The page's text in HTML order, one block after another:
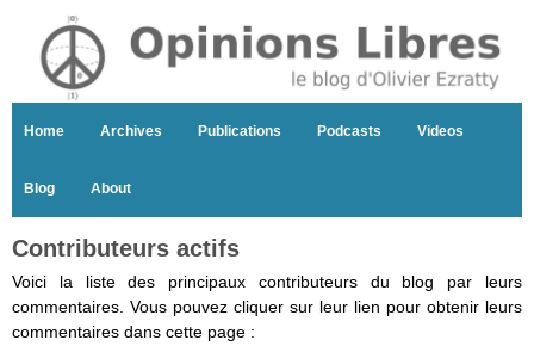
Home Archives Publications Podcasts Videos
Blog About
Contributeurs actifs
Voici la liste des principaux contributeurs du blog par leurs
commentaires. Vous pouvez cliquer sur leur lien pour obtenir leurs
commentaires dans cette page :